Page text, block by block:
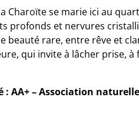
Charoïte se marie ici au
profonds et nervures
beauté rare, entre rêve et
qui invite à lâcher prise, à
: AA+ – Association